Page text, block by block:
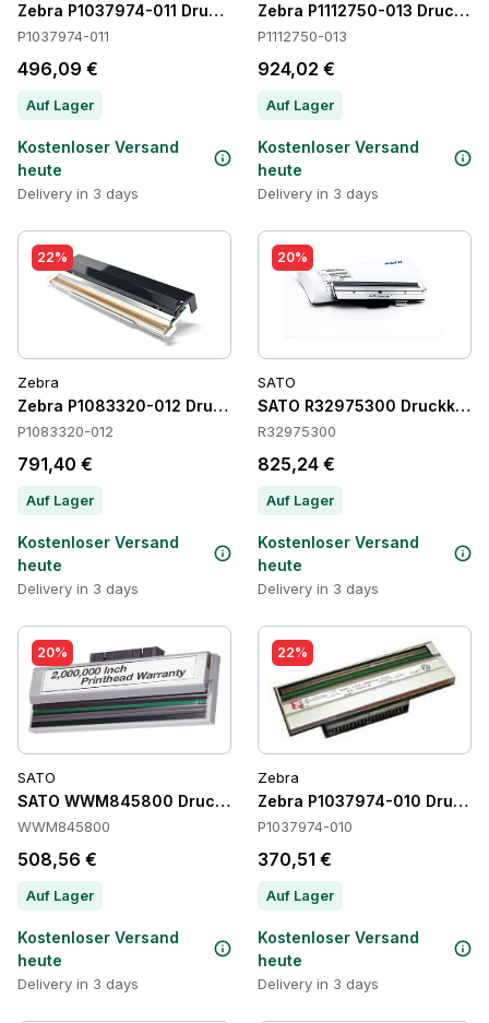
Zebra P1037974-011 Druckköpfe
P1037974-011
496,09 €
Auf Lager
Kostenloser Versand
heute
Delivery in 3 days
Zebra P1112750-013
P1112750-013
924,02 €
Auf Lager
Kostenloser Versand
heute
Delivery in 3 days
22%
Zebra
Zebra P1083320-012 Druckköpfe
P1083320-012
791,40 €
Auf Lager
Kostenloser Versand
heute
Delivery in 3 days
20%
SATO
SATO R32975300
R32975300
825,24 €
Auf Lager
Kostenloser Versand
heute
Delivery in 3 days
20%
SATO
SATO WWM845800 Druckköpfe
WWM845800
508,56 €
Auf Lager
Kostenloser Versand
heute
Delivery in 3 days
22%
Zebra
Zebra P1037974-010
P1037974-010
370,51 €
Auf Lager
Kostenloser Versand
heute
Delivery in 3 days